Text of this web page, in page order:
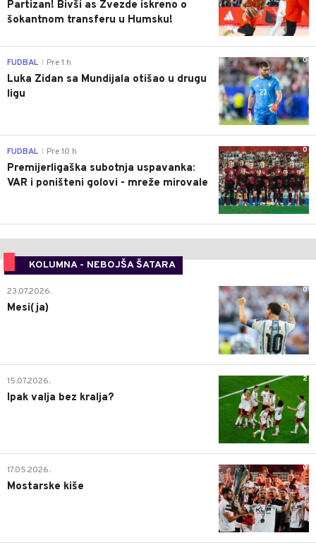
Partizan! Bivši as Zvezde iskreno o
šokantnom transferu u Humsku!
0
FUDBAL Pre 1 h
Luka Zidan sa Mundijala otišao u drugu
ligu
0
FUDBAL Pre 10 h
Premijerligaška subotnja uspavanka:
VAR i poništeni golovi - mreže mirovale
KOLUMNA - NEBOJŠA ŠATARA
0
23.07.2026.
Mesi(ja)
2
15.07.2026.
Ipak valja bez kralja?
0
17.05.2026.
Mostarske kiše